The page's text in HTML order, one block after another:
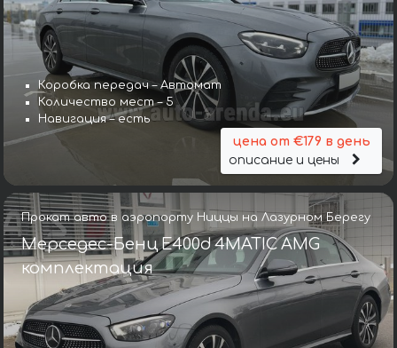
Коробка передач – Автомат
Количество мест – 5
Навигация – есть
цена от €179 в день
описание и цены
Прокат авто в аэропорту Ниццы на Лазурном Берегу
Мерседес-Бенц E400d 4MATIC AMG
комплектация